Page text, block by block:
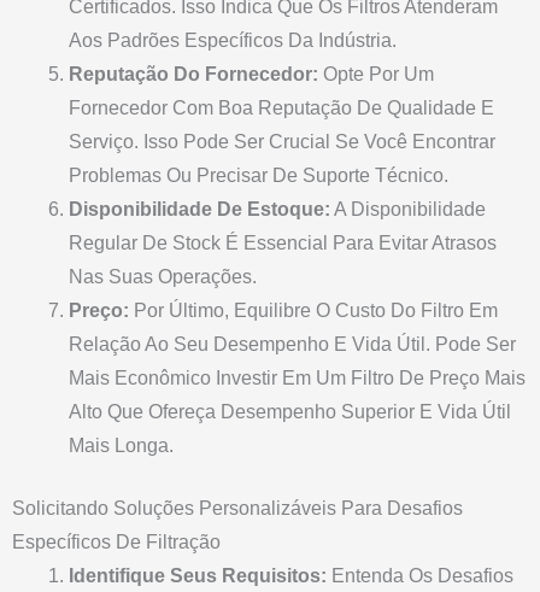
Certificados. Isso Indica Que Os Filtros Atenderam
Aos Padrões Específicos Da Indústria.
Reputação Do Fornecedor: Opte Por Um
Fornecedor Com Boa Reputação De Qualidade E
Serviço. Isso Pode Ser Crucial Se Você Encontrar
Problemas Ou Precisar De Suporte Técnico.
Disponibilidade De Estoque: A Disponibilidade
Regular De Stock É Essencial Para Evitar Atrasos
Nas Suas Operações.
Preço: Por Último, Equilibre O Custo Do Filtro Em
Relação Ao Seu Desempenho E Vida Útil. Pode Ser
Mais Econômico Investir Em Um Filtro De Preço Mais
Alto Que Ofereça Desempenho Superior E Vida Útil
Mais Longa.
Solicitando Soluções Personalizáveis Para Desafios
Específicos De Filtração
Identifique Seus Requisitos: Entenda Os Desafios